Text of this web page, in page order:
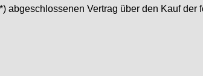
abgeschlossenen Vertrag über den Kauf